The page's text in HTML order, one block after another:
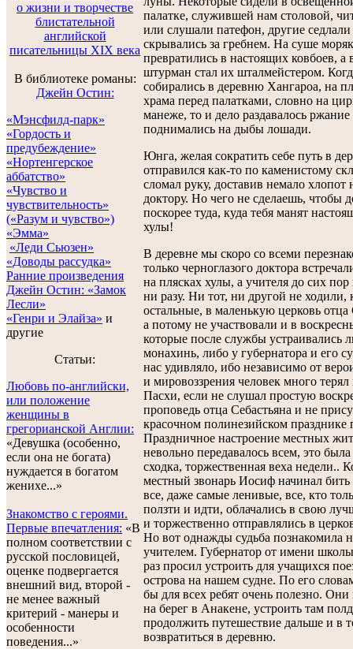
о жизни и творчестве
блистательной
английской
писательницы XIX века
В библиотеке романы:
Джейн Остин:
«Мэнсфилд-парк»
«Гордость и
предубеждение»
«Нортенгерское
аббатство»
«Чувство и
чувствительность»
(«Разум и чувство»)
«Эмма»
«Леди Сьюзен»
«Доводы рассудка»
Ранние произведения
Джейн Остин: «Замок
Лесли»
«Генри и Элайза» и
другие
Статьи:
Любовь по-английски,
или положение
женщины в
грегорианской Англии:
«Девушка (особенно,
если она не богата)
нуждается в богатом
женихе...»
Знакомство с героями.
Первые впечатления: «В
полном соответствии с
русской пословицей,
оценке подвергается
внешний вид, второй -
не менее важный
критерий - манеры и
особенности
поведения...»
палатке, служившей нам столовой,
или слушали патефон, другие
скрывались за гребнем. На суше
превратились в настоящих ковбоев, а
штурман стал их шталмейстером.
собирались в деревню Хангароа, на
храма перед палатками, словно на
манеже, то и дело раздавалось ржание
поднимались на дыбы лошади.
Юнга, желая сократить себе путь в
отправился как-то по каменистому
сломал руку, доставив немало хлопот
доктору. Но чего не сделаешь, чтобы
поскорее туда, куда тебя манят
хулы!
В деревне мы скоро со всеми
только черноглазого доктора
на плясках хулы, а учителя до сих
ни разу. Ни тот, ни другой не ходили,
остальные, в маленькую церковь отца
а потому не участвовали и в
которые после службы устраивались
монахинь, либо у губернатора и его
нас удивляло, ибо независимо от
и мировоззрения человек много терял
Пасхи, если не слушал простую
проповедь отца Себастьяна и не
красочном полинезийском празднике
Праздничное настроение местных
невольно передавалось всем, это
сходка, торжественная веха недели..
местный звонарь Иосиф начинал бить
все, даже самые ленивые, все, кто
ползти и идти, облачались в свою
и торжественно отправлялись в
Но вот однажды судьба познакомила
учителем. Губернатор от имени
раз просил устроить для учащихся
острова на нашем судне. По его
бы для всех ребят очень полезно. Они
на берег в Анакене, устроить там
продолжить путешествие дальше и в
возвратиться в деревню.